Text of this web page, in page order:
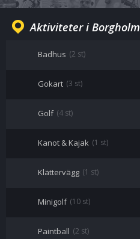
Aktiviteter i Borgholm
Badhus (2 st)
Gokart (3 st)
Golf (4 st)
Kanot & Kajak (1 st)
Klättervägg (1 st)
Minigolf (10 st)
Paintball (2 st)